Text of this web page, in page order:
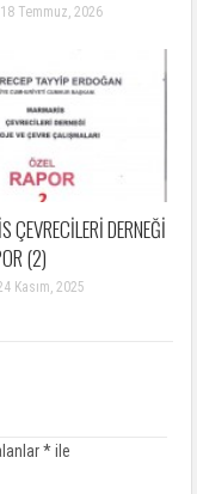
Temmuz, 2026
ÇEVRECİLERİ DERNEĞİ
(2)
Kasım, 2025
*ile